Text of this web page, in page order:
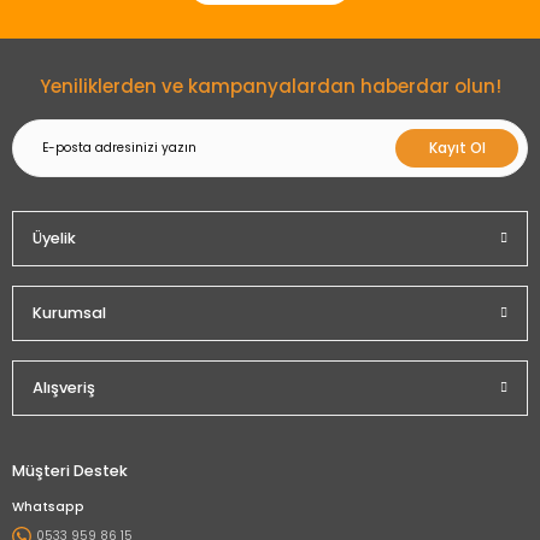
Yeniliklerden ve kampanyalardan haberdar olun!
Kayıt Ol
Üyelik
Kurumsal
Alışveriş
Müşteri Destek
Whatsapp
0533 959 86 15